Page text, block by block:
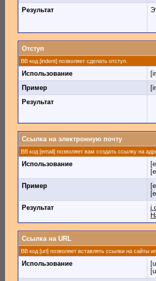
Результат
Отступ
BB код [indent] позволяет сделать отступ.
Использование
Пример
Результат
Ссылка на электронную почту
BB код [email] позволяет вам создать ссылку на
Использование
Пример
Результат
Ссылка на URL
BB код [url] позволяет вставлять ссылки на сайты
Использование